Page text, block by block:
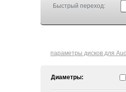
Быстрый переход:
параметры дисков для
Диаметры: